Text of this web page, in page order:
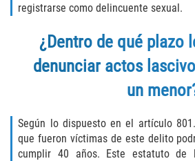
California
Violencia Doméstica
Acecho
registrarse como delincuente sexual.
¿Dentro de qué plazo
denunciar actos
un
Según lo dispuesto en el artículo
que fueron víctimas de este delito
cumplir 40 años. Este estatuto de